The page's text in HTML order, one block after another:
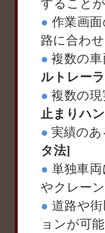
することが
● 作業画
路に合わ
● 複数の
ルトレー
● 複数の
止まりハ
● 実績の
タ法]
● 単独車
やクレー
● 道路や
ョンが可能